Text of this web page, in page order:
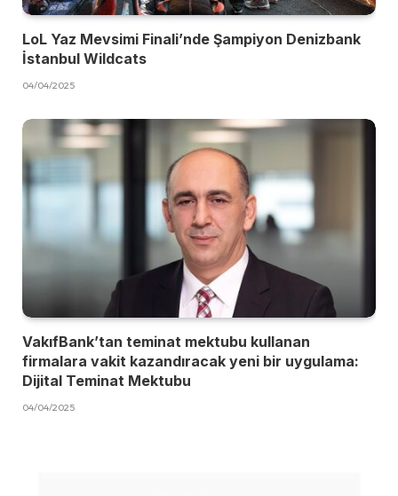
LoL Yaz Mevsimi Finali’nde Şampiyon Denizbank
İstanbul Wildcats
04/04/2025
VakıfBank’tan teminat mektubu kullanan
firmalara vakit kazandıracak yeni bir uygulama:
Dijital Teminat Mektubu
04/04/2025